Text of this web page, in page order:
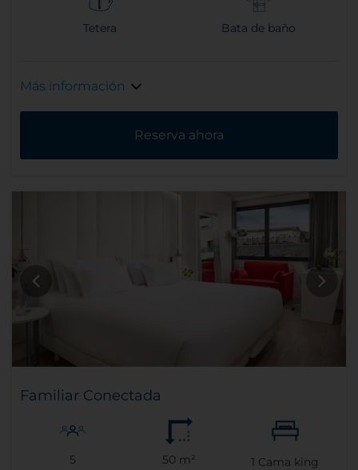
Tetera Bata de baño
Más información
Reserva ahora
Familiar Conectada
5 50 m² 1 Cama king